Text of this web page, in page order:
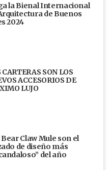
la Bienal Internacional
de Buenos
2024
CARTERAS SON LOS
ACCESORIOS DE
LUJO
Bear Claw Mule son el
de diseño más
del año